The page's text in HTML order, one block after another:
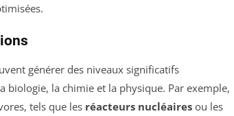
générer des niveaux significatifs
biologie, la chimie et la physique. Par exemple,
tels que les réacteurs nucléaires ou les